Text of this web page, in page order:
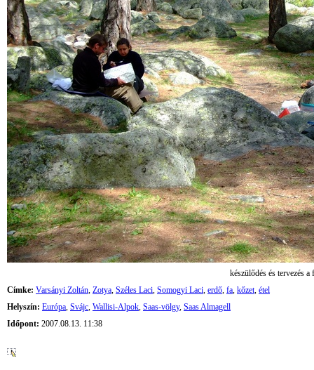
készülődés és tervezés a
Címke: Varsányi Zoltán, Zotya, Széles Laci, Somogyi Laci, erdő, fa, kőzet, étel
Helyszín: Európa, Svájc, Wallisi-Alpok, Saas-völgy, Saas Almagell
Időpont: 2007.08.13. 11:38